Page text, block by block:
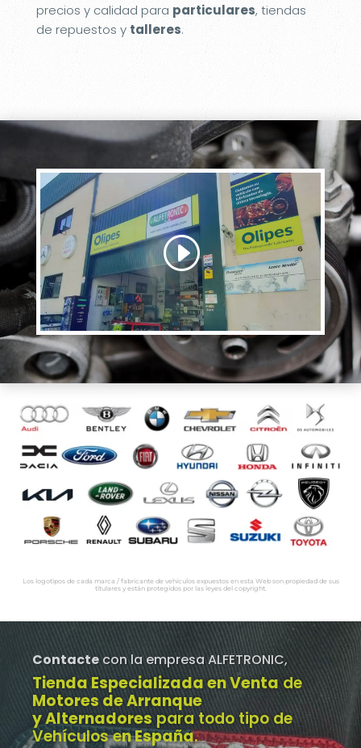
precios y calidad para particulares, tiendas
de repuestos y talleres.
Los logotipos de cada marca / fabricante de vehículos expuestos en esta Web son propiedad de sus
titulares y están protegidos por las leyes del copyright.
Contacte con la empresa ALFETRONIC,
Tienda Especializada en Venta de
Motores de Arranque
y Alternadores para todo tipo de
Vehículos en España.